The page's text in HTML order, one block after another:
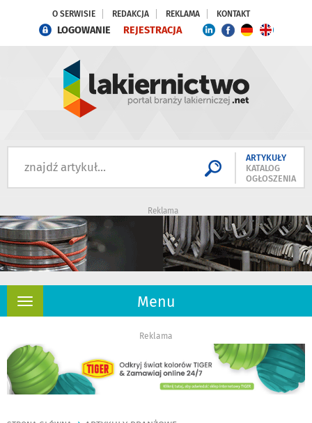
O SERWISIE REDAKCJA REKLAMA KONTAKT
LOGOWANIE REJESTRACJA
ARTYKUŁY
KATALOG
OGŁOSZENIA
Reklama
Menu
Rozwiń
Reklama